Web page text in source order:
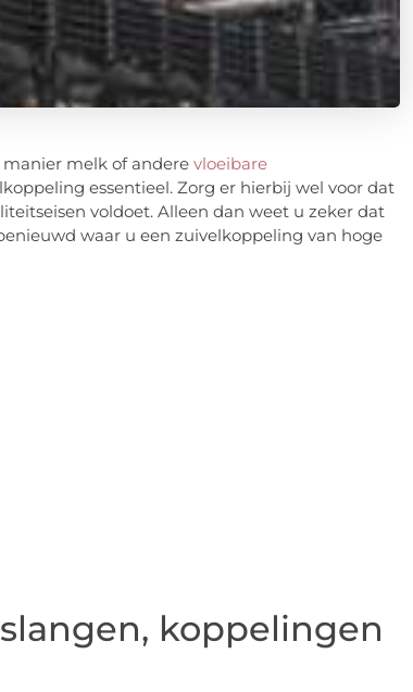
melk of andere vloeibare
essentieel. Zorg er hierbij wel voor dat
voldoet. Alleen dan weet u zeker dat
waar u een zuivelkoppeling van hoge
koppelingen